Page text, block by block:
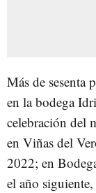
Más de sesenta
en la bodega
celebración del
en Viñas del
2022; en
el año